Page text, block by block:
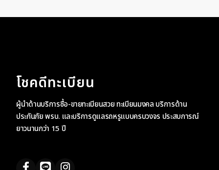
โชคดีทะเบียน
ผู้นำด้านบริการซื้อ-ขายทะเบียนสวย ทะเบียนมงคล บริการด้าน
ประกันภัย พรบ. และบริการดูแลรถหรูแบบครบวงจร ประสบการณ์
ยาวนานกว่า 15 ปี